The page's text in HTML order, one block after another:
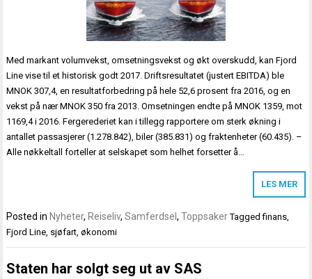
Med markant volumvekst, omsetningsvekst og økt overskudd, kan Fjord
Line vise til et historisk godt 2017. Driftsresultatet (justert EBITDA) ble
MNOK 307,4, en resultatforbedring på hele 52,6 prosent fra 2016, og en
vekst på nær MNOK 350 fra 2013. Omsetningen endte på MNOK 1359, mot
1169,4 i 2016. Fergerederiet kan i tillegg rapportere om sterk økning i
antallet passasjerer (1.278.842), biler (385.831) og fraktenheter (60.435). –
Alle nøkkeltall forteller at selskapet som helhet forsetter å…
LES MER
Posted in Nyheter, Reiseliv,Samferdsel,Toppsaker Taggedfinans
Fjord Line sjøfart ,økonomi
Staten har solgt seg ut av SAS